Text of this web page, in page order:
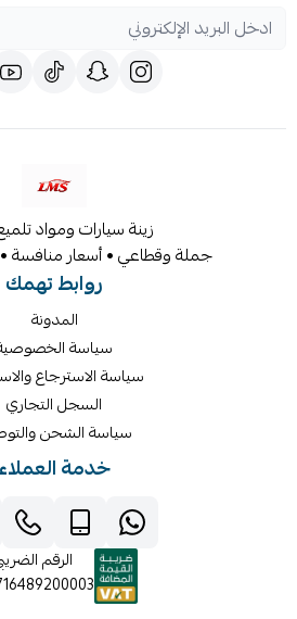
زينة سيارات ومواد
جملة وقطاعي • أسعار
روابط تهمك
المدونة
سياسة
سياسة الاسترجاع
السجل التجاري
سياسة الشحن
خدمة العملاء
الرقم